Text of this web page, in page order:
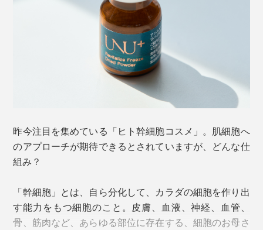
昨今注目を集めている「ヒト幹細胞コスメ」。肌細胞へ
のアプローチが期待できるとされていますが、どんな仕
組み？
「幹細胞」とは、自ら分化して、カラダの細胞を作り出
す能力をもつ細胞のこと。皮膚、血液、神経、血管、
骨、筋肉など、あらゆる部位に存在する、細胞のお母さ